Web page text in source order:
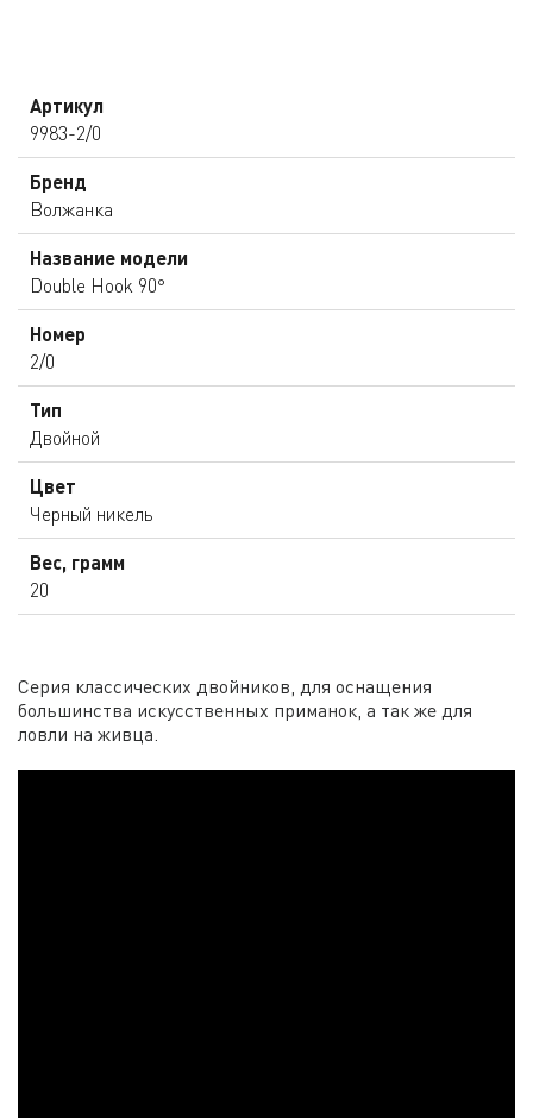
Артикул
9983-2/0
Бренд
Волжанка
Название модели
Double Hook 90°
Номер
2/0
Тип
Двойной
Цвет
Черный никель
Вес, грамм
20
Серия классических двойников, для оснащения
большинства искусственных приманок, а так же для
ловли на живца.